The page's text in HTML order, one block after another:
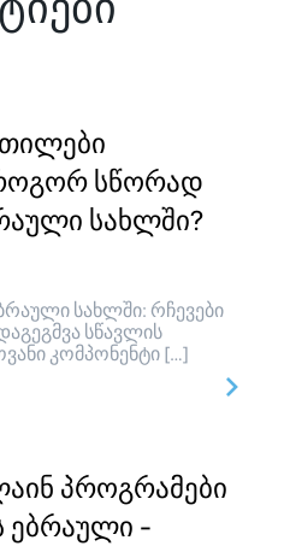
სწორად
სახლში?
სახლში: რჩევები
სწავლის
კომპონენტი […]
პროგრამები
ებრაული -